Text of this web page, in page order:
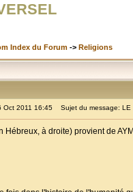
Index du Forum -> Religions
Oct 2011 16:45 Sujet du message: LE
Hébreux, à droite) provient de